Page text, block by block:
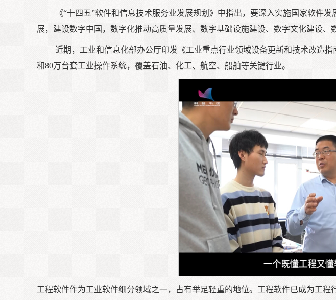
《“十四五”软件和信息技术服务业发展规划》中指出，要深入实施国家软件
展，建设数字中国，数字化推动高质量发展、数字基础设施建设、数字文化建设、
近期，工业和信息化部办公厅印发《工业重点行业领域设备更新和技术改造
和80万台套工业操作系统，覆盖石油、化工、航空、船舶等关键行业。
工程软件作为工业软件细分领域之一，占有举足轻重的地位。工程软件已成为工